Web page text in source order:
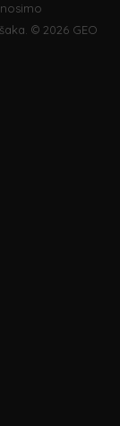
© 2026 GEO